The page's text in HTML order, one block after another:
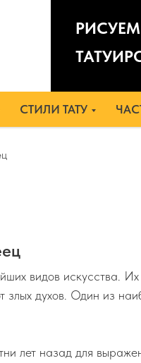
СТИЛИ ТАТУ
видов искусства.
духов. Один из
лет назад для